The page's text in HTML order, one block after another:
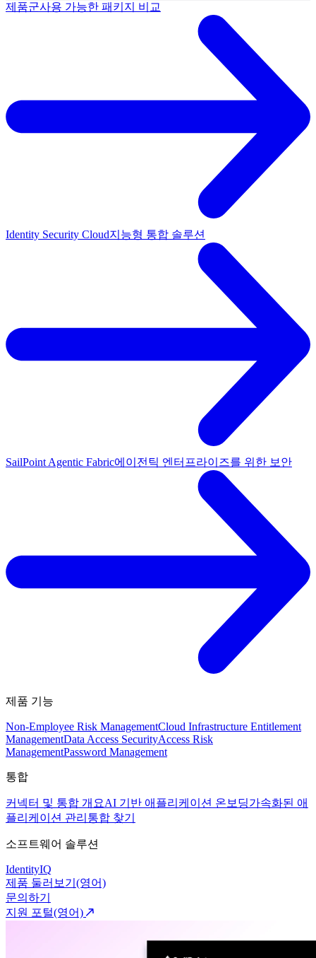
제품군사용 가능한 패키지 비교
Identity Security Cloud지능형 통합 솔루션
SailPoint Agentic Fabric에이전틱 엔터프라이즈를 위한 보안
제품 기능
Non-Employee Risk ManagementCloud Infrastructure Entitlement
ManagementData Access SecurityAccess Risk
ManagementPassword Management
통합
커넥터 및 통합 개요AI 기반 애플리케이션 온보딩가속화된 애
플리케이션 관리 통합 찾기
소프트웨어 솔루션
IdentityIQ
제품 둘러보기(영어)
문의하기
지원 포털(영어)